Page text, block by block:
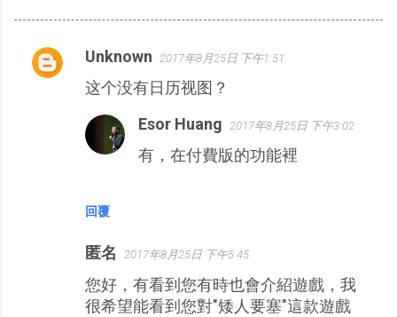
留
Unknown 2017年8月25日 下午1:51
这个没有日历视图？
回覆
Esor Huang 2017年8月25日 下午3:02
有，在付費版的功能裡
匿名 2017年8月25日 下午5:45
您好，有看到您有時也會介紹遊戲，我
很希望能看到您對"矮人要塞"這款遊戲